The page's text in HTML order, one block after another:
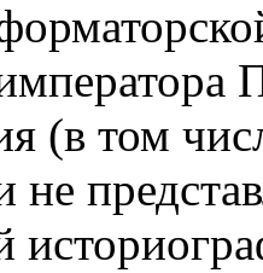
(в том
не